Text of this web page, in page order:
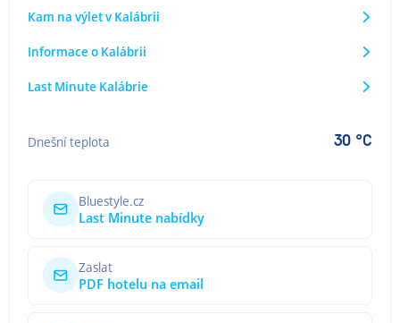
Kam na výlet v Kalábrii
Informace o Kalábrii
Last Minute Kalábrie
Dnešní teplota 30 °C
Bluestyle.cz
Last Minute nabídky
Zaslat
PDF hotelu na email